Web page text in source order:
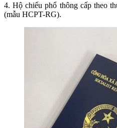
4. Hộ chiếu phổ thông cấp theo
(mẫu HCPT-RG).